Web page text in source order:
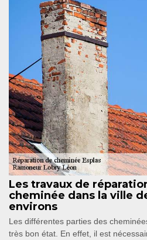
Les travaux de
cheminée dans la ville
environs
Les différentes parties des
très bon état. En effet, il est